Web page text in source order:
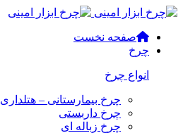
صفحه نخست
چرخ
انواع چرخ
چرخ بیمارستانی – هتلداری
چرخ داربستی
چرخ زباله ای